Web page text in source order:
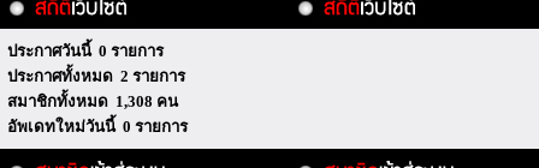
ประกาศวันนี้ 0 รายการ
ประกาศทั้งหมด 2 รายการ
สมาชิกทั้งหมด 1,308 คน
อัพเดทใหม่วันนี้ 0 รายการ